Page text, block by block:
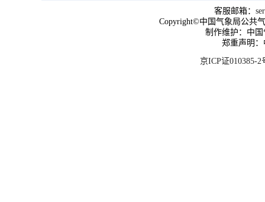
客服邮箱：
Copyright©中国气象局公共
制作维护：中
郑重声明
京ICP证010385-2